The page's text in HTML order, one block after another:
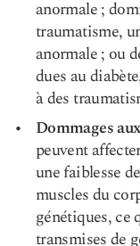
anormale ;
traumatisme,
anormale ; ou
dues au
à des
Dommages
peuvent
une faiblesse
muscles du
génétiques, ce
transmises de